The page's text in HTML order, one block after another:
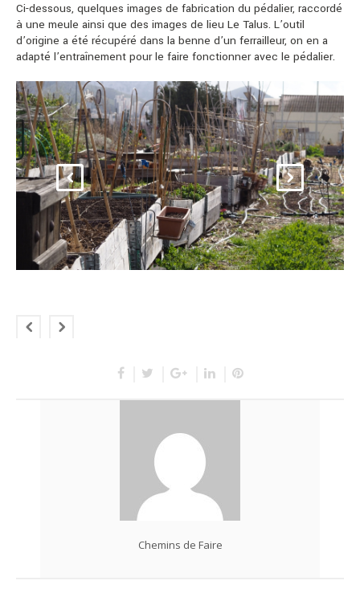
Ci-dessous, quelques images de fabrication du pédalier, raccordé
à une meule ainsi que des images de lieu Le Talus. L’outil
d’origine a été récupéré dans la benne d’un ferrailleur, on en a
adapté l’entraînement pour le faire fonctionner avec le pédalier.
Chemins de Faire